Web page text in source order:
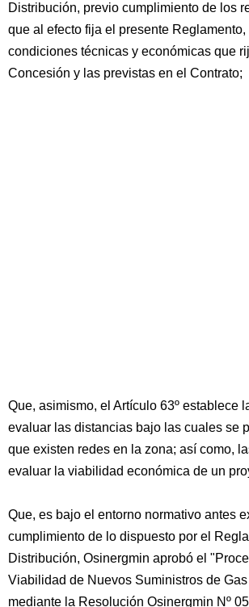
Distribución, previo cumplimiento de los
que al efecto fija el presente
condiciones técnicas y económicas que
Concesión y las previstas en el Contrato;
Que, asimismo, el Artículo 63º establece
evaluar las distancias bajo las cuales se
que existen redes en la zona; así como,
evaluar la viabilidad económica de un
Que, es bajo el entorno normativo antes
cumplimiento de lo dispuesto por el
Distribución, Osinergmin aprobó el
Viabilidad de Nuevos Suministros de
mediante la Resolución Osinergmin Nº